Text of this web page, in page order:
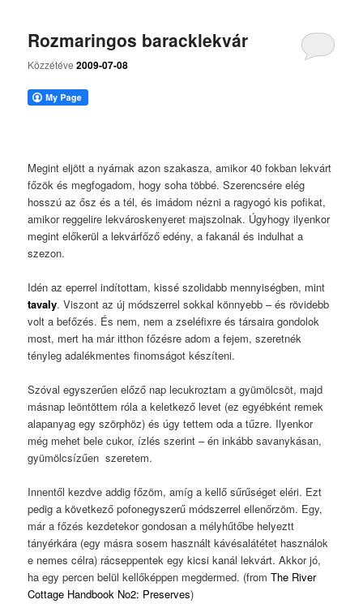
Rozmaringos baracklekvár
Közzétéve2009-07-08
Megint eljött a nyárnak azon szakasza, amikor 40 fokban lekvárt
főzök és megfogadom, hogy soha többé. Szerencsére elég
hosszú az ősz és a tél, és imádom nézni a ragyogó kis pofikat,
amikor reggelire lekvároskenyeret majszolnak. Úgyhogy ilyenkor
megint előkerül a lekvárfőző edény, a fakanál és indulhat a
szezon.
Idén az eperrel indítottam, kissé szolidabb mennyiségben, mint
tavaly. Viszont az új módszerrel sokkal könnyebb – és rövidebb
volt a befőzés. És nem, nem a zseléfixre és társaira gondolok
most, mert ha már itthon főzésre adom a fejem, szeretnék
tényleg adalékmentes finomságot készíteni.
Szóval egyszerűen előző nap lecukroztam a gyümölcsöt, majd
másnap leöntöttem róla a keletkező levet (ez egyébként remek
alapanyag egy szörphöz) és úgy tettem oda a tűzre. Ilyenkor
még mehet bele cukor, ízlés szerint – én inkább savanykásan,
gyümölcsízűen szeretem.
Innentől kezdve addig főzöm, amíg a kellő sűrűséget eléri. Ezt
pedig a következő pofonegyszerű módszerrel ellenőrzöm. Egy,
már a főzés kezdetekor gondosan a mélyhűtőbe helyeztt
tányérkára (egy másra sosem használt kávésalátétet használok
e nemes célra) rácseppentek egy kicsi kanál lekvárt. Akkor jó,
ha egy percen belül kellőképpen megdermed. (fromThe River
Cottage Handbook No2: Preserves)